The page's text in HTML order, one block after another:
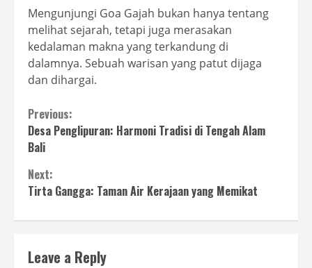
Mengunjungi Goa Gajah bukan hanya tentang
melihat sejarah, tetapi juga merasakan
kedalaman makna yang terkandung di
dalamnya. Sebuah warisan yang patut dijaga
dan dihargai.
Continue
Reading
Previous:
Desa Penglipuran: Harmoni Tradisi di Tengah Alam
Bali
Next:
Tirta Gangga: Taman Air Kerajaan yang Memikat
Leave a Reply